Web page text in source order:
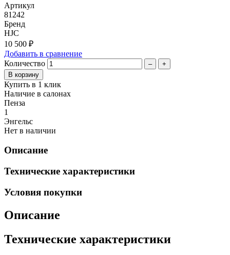
Артикул
81242
Бренд
HJC
10 500 ₽
Добавить в сравнение
Количество
– +
Купить в 1 клик
Наличие в салонах
Пенза
1
Энгельс
Нет в наличии
Описание
Технические характеристики
Условия покупки
Описание
Технические характеристики